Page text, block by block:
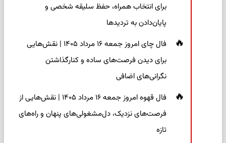
برای انتخاب همراه، حفظ سلیقه شخصی و
پایان‌دادن به تردیدها
فال چای امروز جمعه ۱۶ مرداد ۱۴۰۵ | نقش‌هایی
برای دیدن فرصت‌های ساده و کنارگذاشتن
نگرانی‌های اضافی
فال قهوه امروز جمعه ۱۶ مرداد ۱۴۰۵ | نقش‌هایی از
فرصت‌های نزدیک، دل‌مشغولی‌های پنهان و راه‌های
تازه